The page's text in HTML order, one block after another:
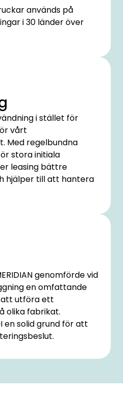
används på
i 30 länder över
i stället för
vårt
Med regelbundna
stora initiala
leasing bättre
hjälper till att hantera
genomförde vid
en omfattande
att utföra ett
olika fabrikat.
en solid grund för att